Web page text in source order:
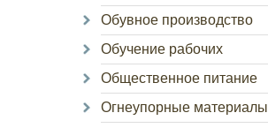
Обувное производство
Обучение рабочих
Общественное питание
Огнеупорные материалы